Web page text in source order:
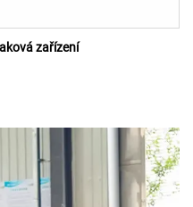
zařízení